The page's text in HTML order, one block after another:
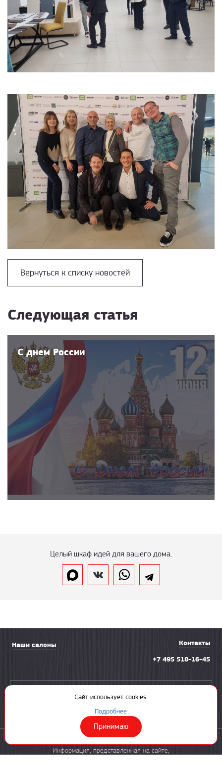
Вернуться к списку новостей
Следующая статья
С днем России
Целый шкаф идей для вашего дома.
Наши салоны
Контакты
+7 495 518-16-45
© 2003—2026 «Солнечная ладья»
Информация, представленная на сайте,
Сайт использует cookies.
Подробнее
Принимаю